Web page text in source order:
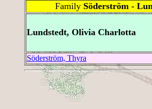
Family Söderström -
Lundstedt, Olivia Charlotta
Söderström, Thyra